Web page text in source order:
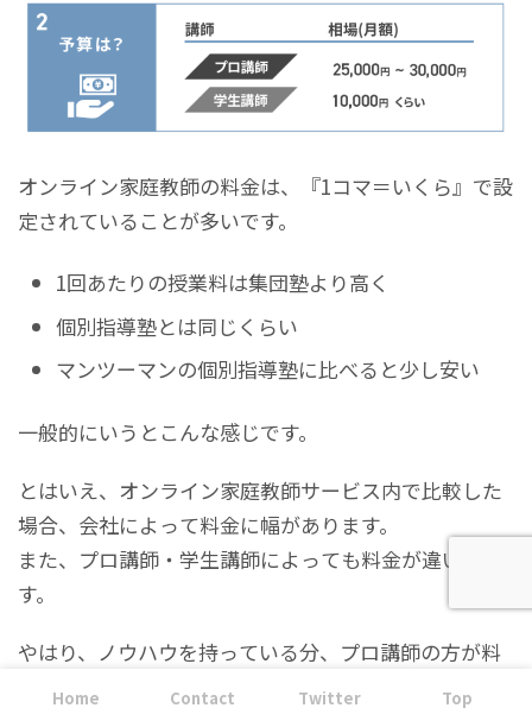
オンライン家庭教師の料金は、『1コマ＝いくら』で設
定されていることが多いです。
1回あたりの授業料は集団塾より高く
個別指導塾とは同じくらい
マンツーマンの個別指導塾に比べると少し安い
一般的にいうとこんな感じです。
とはいえ、オンライン家庭教師サービス内で比較した
場合、会社によって料金に幅があります。
また、プロ講師・学生講師によっても料金が違いま
す。
やはり、ノウハウを持っている分、プロ講師の方が料
金が高いです。
Home Contact Twitter Top